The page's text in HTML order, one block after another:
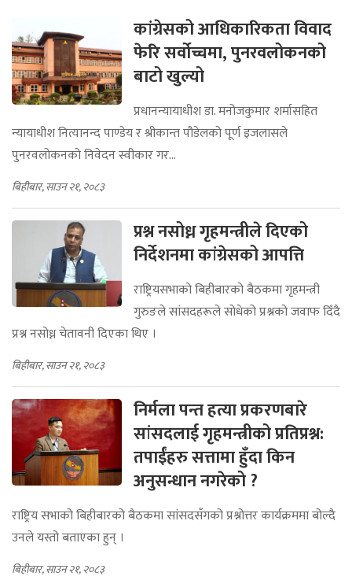
कांग्रेसको आधिकारिकता विवाद
फेरि सर्वोच्चमा, पुनरवलोकनको
बाटो खुल्यो
प्रधानन्यायाधीश डा. मनोजकुमार शर्मासहित
न्यायाधीश नित्यानन्द पाण्डेय र श्रीकान्त पौडेलको पूर्ण इजलासले
पुनरवलोकनको निवेदन स्वीकार गर...
बिहीबार, साउन २१, २०८३
प्रश्न नसोध्न गृहमन्त्रीले दिएको
निर्देशनमा कांग्रेसको आपत्ति
राष्ट्रियसभाको बिहीबारको बैठकमा गृहमन्त्री
गुरुङले सांसदहरूले सोधेको प्रश्नको जवाफ दिँदै
प्रश्न नसोध्न चेतावनी दिएका थिए ।
बिहीबार, साउन २१, २०८३
निर्मला पन्त हत्या प्रकरणबारे
सांसदलाई गृहमन्त्रीको प्रतिप्रश्न:
तपाईंहरु सत्तामा हुँदा किन
अनुसन्धान नगरेको ?
राष्ट्रिय सभाको बिहीबारको बैठकमा सांसदसँगको प्रश्नोत्तर कार्यक्रममा बोल्दै
उनले यस्तो बताएका हुन् ।
बिहीबार, साउन २१, २०८३